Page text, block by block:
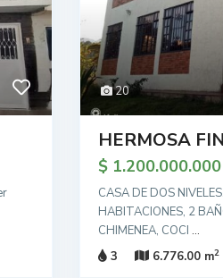
20
HERMOSA
$ 1.200.000.000
CASA DE DOS
HABITACIONES, 2
CHIMENEA, COCI ...
3
6.776.00 m2